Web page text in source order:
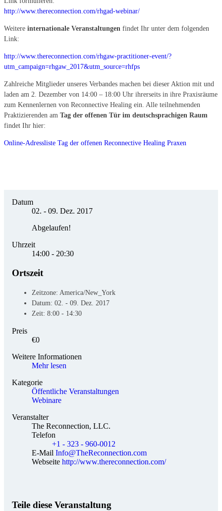
http://www.thereconnection.com/rhgad-webinar/
Weitere internationale Veranstaltungen findet Ihr unter dem folgenden
Link:
http://www.thereconnection.com/rhgaw-practitioner-event/?
utm_campaign=rhgaw_2017&utm_source=rhfps
Zahlreiche Mitglieder unseres Verbandes machen bei dieser Aktion mit und
laden am 2. Dezember von 14:00 – 18:00 Uhr ihrerseits in ihre Praxisräume
zum Kennenlernen von Reconnective Healing ein. Alle teilnehmenden
Praktizierenden am Tag der offenen Tür im deutschsprachigen Raum
findet Ihr hier:
Online-Adressliste Tag der offenen Reconnective Healing Praxen
Datum
02. - 09. Dez. 2017
Abgelaufen!
Uhrzeit
14:00 - 20:30
Ortszeit
Zeitzone: America/New_York
Datum: 02. - 09. Dez. 2017
Zeit: 8:00 - 14:30
Preis
€0
Weitere Informationen
Mehr lesen
Kategorie
Öffentliche Veranstaltungen
Webinare
Veranstalter
The Reconnection, LLC.
Telefon
+1 - 323 - 960-0012
E-Mail Info@TheReconnection.com
Webseite http://www.thereconnection.com/
Teile diese Veranstaltung